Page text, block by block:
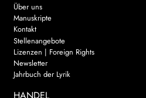
Über uns
Manuskripte
Kontakt
Stellenangebote
Lizenzen | Foreign Rights
Newsletter
Jahrbuch der Lyrik